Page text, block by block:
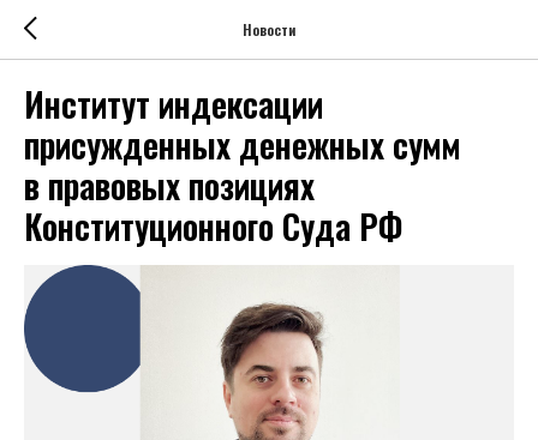
Новости
Институт индексации
присужденных денежных сумм
в правовых позициях
Конституционного Суда РФ